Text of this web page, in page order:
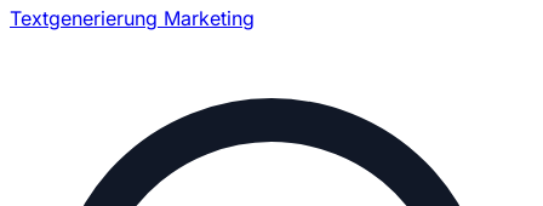
Textgenerierung Marketing